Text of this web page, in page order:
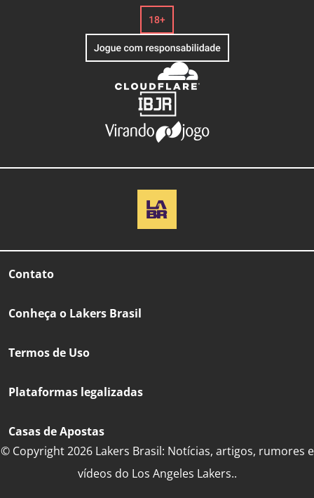
Contato
Conheça o Lakers Brasil
Termos de Uso
Plataformas legalizadas
Casas de Apostas
© Copyright 2026 Lakers Brasil: Notícias, artigos, rumores e
vídeos do Los Angeles Lakers..